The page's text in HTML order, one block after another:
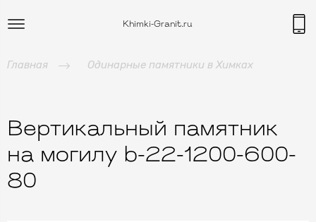
Khimki-Granit.ru
Главная Одинарные памятники в Химках
Вертикальный памятник
на могилу b-22-1200-600-
80